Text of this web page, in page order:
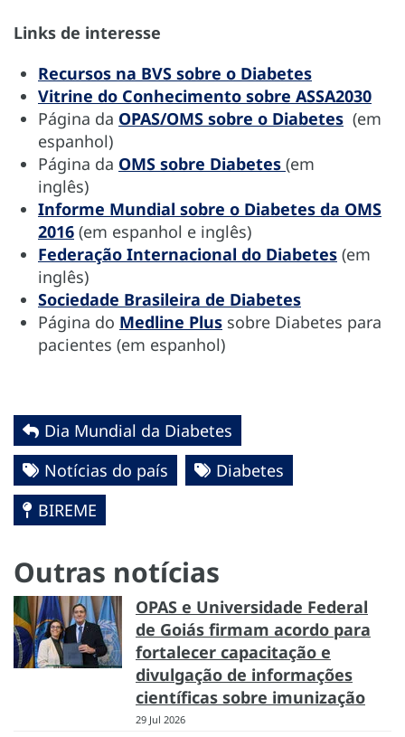
Links de interesse
Recursos na BVS sobre o Diabetes
Vitrine do Conhecimento sobre ASSA2030
Página da OPAS/OMS sobre o Diabetes (em
espanhol)
Página da OMS sobre Diabetes (em
inglês)
Informe Mundial sobre o Diabetes da OMS
2016 (em espanhol e inglês)
Federação Internacional do Diabetes (em
inglês)
Sociedade Brasileira de Diabetes
Página do Medline Plus sobre Diabetes para
pacientes (em espanhol)
Dia Mundial da Diabetes
Notícias do país
Diabetes
BIREME
Outras notícias
OPAS e Universidade Federal
de Goiás firmam acordo para
fortalecer capacitação e
divulgação de informações
científicas sobre imunização
29 Jul 2026